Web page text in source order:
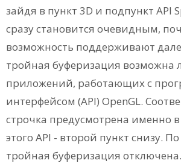
зайдя в пункт 3D и подпункт API
сразу становится очевидным,
возможность поддерживают
тройная буферизация возможна
приложений, работающих с
интерфейсом (API) OpenGL.
строчка предусмотрена именно
этого API - второй пункт снизу.
тройная буферизация